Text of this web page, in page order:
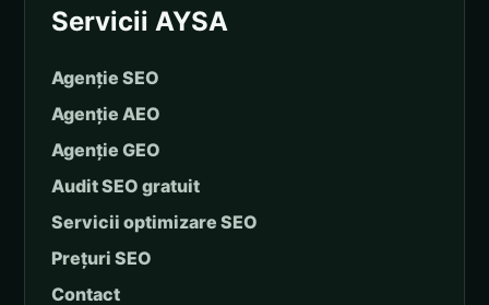
Servicii AYSA
Agenție SEO
Agenție AEO
Agenție GEO
Audit SEO gratuit
Servicii optimizare SEO
Prețuri SEO
Contact